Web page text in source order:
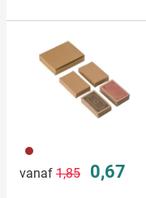
011
vanaf Normale prijs
1,85 Speciale
0,67